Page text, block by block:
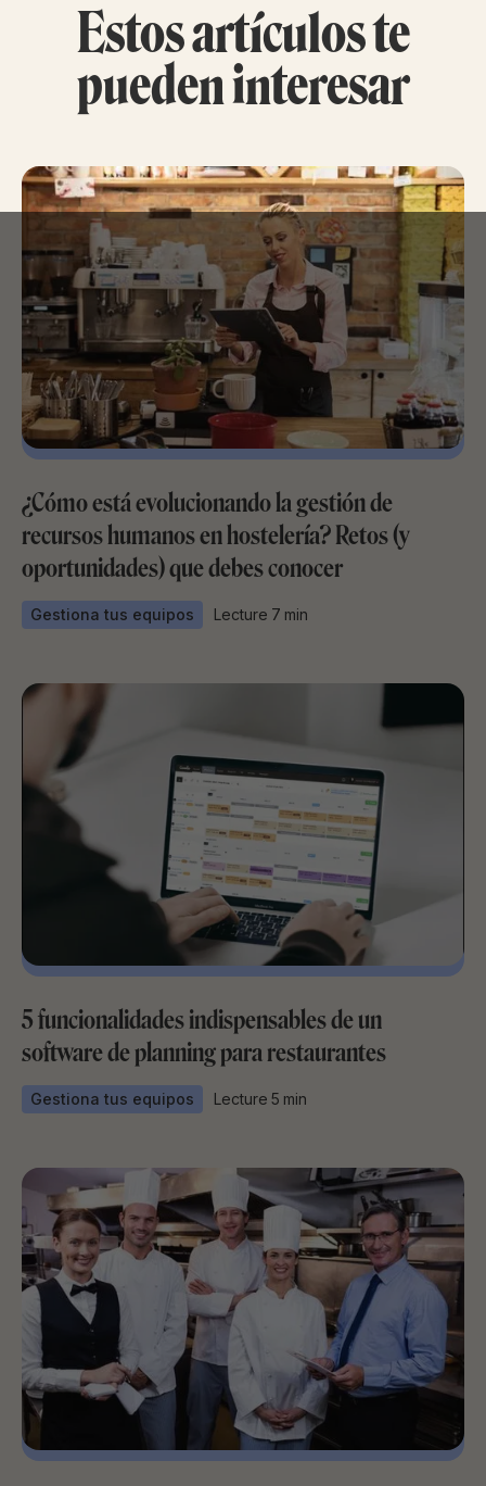
Estos artículos te
pueden interesar
¿Cómo está evolucionando la gestión de
recursos humanos en hostelería? Retos (y
oportunidades) que debes conocer
Gestiona tus equipos Lecture 7 min
5 funcionalidades indispensables de un
software de planning para restaurantes
Gestiona tus equipos Lecture 5 min